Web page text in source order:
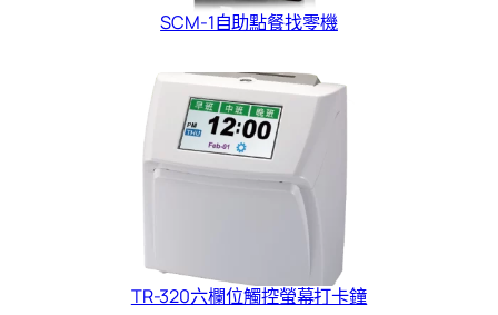
SCM-1自助點餐找零機
TR-320六欄位觸控螢幕打卡鐘